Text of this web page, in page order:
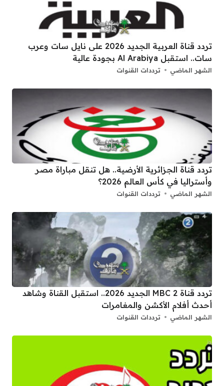
تردد قناة العربية الجديد 2026 على نايل سات وعرب
سات.. استقبل Al Arabiya بجودة عالية
الشهر الماضي ترددات القنوات
تردد قناة الجزائرية الأرضية.. هل تنقل مباراة مصر
وأستراليا في كأس العالم 2026؟
الشهر الماضي ترددات القنوات
تردد قناة 2 MBC الجديد 2026.. استقبل القناة وشاهد
أحدث أفلام الأكشن والمغامرات
الشهر الماضي ترددات القنوات